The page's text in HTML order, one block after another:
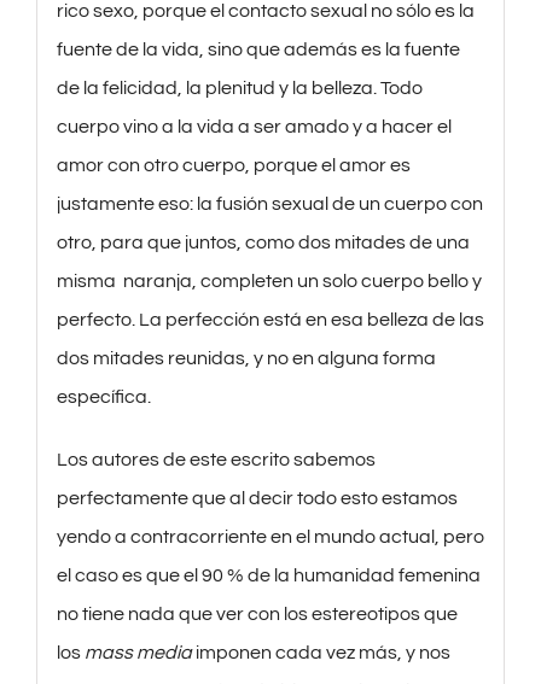
rico sexo, porque el contacto sexual no sólo es la
fuente de la vida, sino que además es la fuente
de la felicidad, la plenitud y la belleza. Todo
cuerpo vino a la vida a ser amado y a hacer el
amor con otro cuerpo, porque el amor es
justamente eso: la fusión sexual de un cuerpo con
otro, para que juntos, como dos mitades de una
misma naranja, completen un solo cuerpo bello y
perfecto. La perfección está en esa belleza de las
dos mitades reunidas, y no en alguna forma
específica.
Los autores de este escrito sabemos
perfectamente que al decir todo esto estamos
yendo a contracorriente en el mundo actual, pero
el caso es que el 90 % de la humanidad femenina
no tiene nada que ver con los estereotipos que
los mass mediaimponen cada vez más, y nos